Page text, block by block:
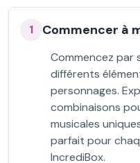
1 Commencer à
Commencez par
différents
personnages.
combinaisons
musicales
parfait pour
IncrediBox.